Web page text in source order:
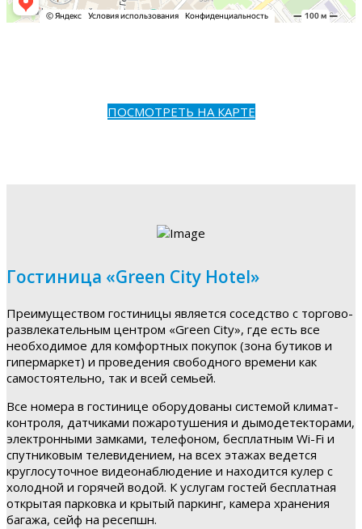
ПОСМОТРЕТЬ НА КАРТЕ
Гостиница «Green City Hotel»
Преимуществом гостиницы является соседство с торгово-
развлекательным центром «Green City», где есть все
необходимое для комфортных покупок (зона бутиков и
гипермаркет) и проведения свободного времени как
самостоятельно, так и всей семьей.
Все номера в гостинице оборудованы системой климат-
контроля, датчиками пожаротушения и дымодетекторами,
электронными замками, телефоном, бесплатным Wi-Fi и
спутниковым телевидением, на всех этажах ведется
круглосуточное видеонаблюдение и находится кулер с
холодной и горячей водой. К услугам гостей бесплатная
открытая парковка и крытый паркинг, камера хранения
багажа, сейф на ресепшн.